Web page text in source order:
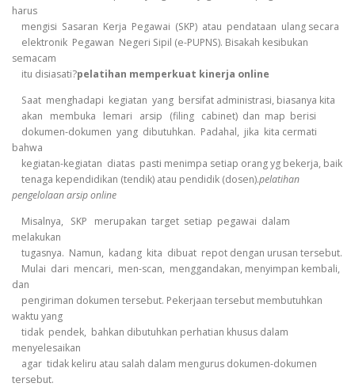
harus
mengisi Sasaran Kerja Pegawai (SKP) atau pendataan ulang secara
elektronik Pegawan Negeri Sipil (e-PUPNS). Bisakah kesibukan
semacam
itu disiasati?pelatihan memperkuat kinerja online
Saat menghadapi kegiatan yang bersifat administrasi, biasanya kita
akan membuka lemari arsip (filing cabinet) dan map berisi
dokumen-dokumen yang dibutuhkan. Padahal, jika kita cermati
bahwa
kegiatan-kegiatan diatas pasti menimpa setiap orang yg bekerja, baik
tenaga kependidikan (tendik) atau pendidik (dosen).pelatihan
pengelolaan arsip online
Misalnya, SKP merupakan target setiap pegawai dalam
melakukan
tugasnya. Namun, kadang kita dibuat repot dengan urusan tersebut.
Mulai dari mencari, men-scan, menggandakan, menyimpan kembali,
dan
pengiriman dokumen tersebut. Pekerjaan tersebut membutuhkan
waktu yang
tidak pendek, bahkan dibutuhkan perhatian khusus dalam
menyelesaikan
agar tidak keliru atau salah dalam mengurus dokumen-dokumen
tersebut.